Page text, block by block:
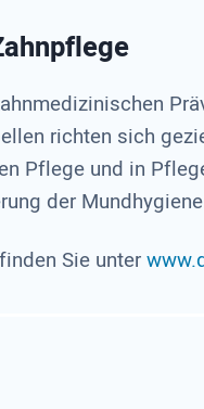
richten sich
Pflege und in
der
Sie unter